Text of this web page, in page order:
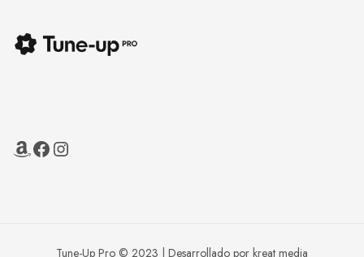
Tune-Up Pro © 2023 | Desarrollado por kreat media